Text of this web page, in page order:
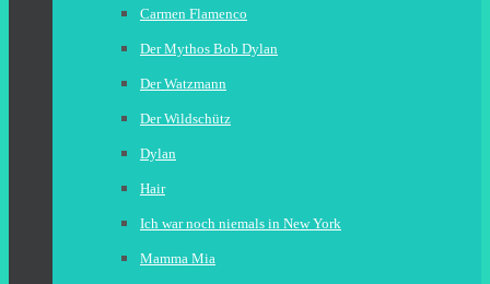
Carmen Flamenco
Der Mythos Bob Dylan
Der Watzmann
Der Wildschütz
Dylan
Hair
Ich war noch niemals in New York
Mamma Mia